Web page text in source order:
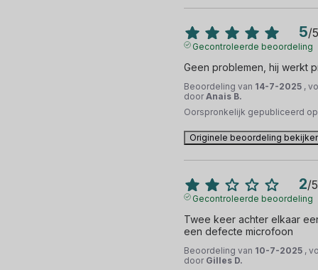
5/5
Gecontroleerde beoordeling
Geen problemen, hij werkt
Beoordeling van 14-7-2025 ,
door Anais B.
Oorspronkelijk gepubliceerd
Originele beoordeling
2/5
Gecontroleerde beoordeling
Twee keer achter elkaar
een defecte microfoon
Beoordeling van 10-7-2025 ,
door Gilles D.